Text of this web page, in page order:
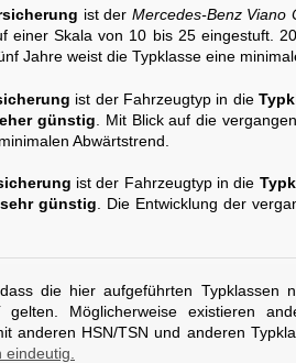
ist der Mercedes-Benz Viano
einer Skala von 10 bis 25 eingestuft.
Jahre weist die Typklasse eine
ist der Fahrzeugtyp in die
eher günstig . Mit Blick auf die
Abwärtstrend.
ist der Fahrzeugtyp in die
sehr günstig. Die Entwicklung der
die hier aufgeführten Typklassen
gelten. Möglicherweise existieren
anderen HSN/TSN und anderen